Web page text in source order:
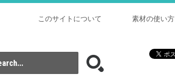
素材の使い方
このサイトについて